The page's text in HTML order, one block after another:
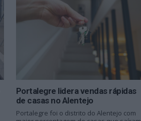
Portalegre lidera vendas rápidas
de casas no Alentejo
Portalegre foi o distrito do Alentejo com